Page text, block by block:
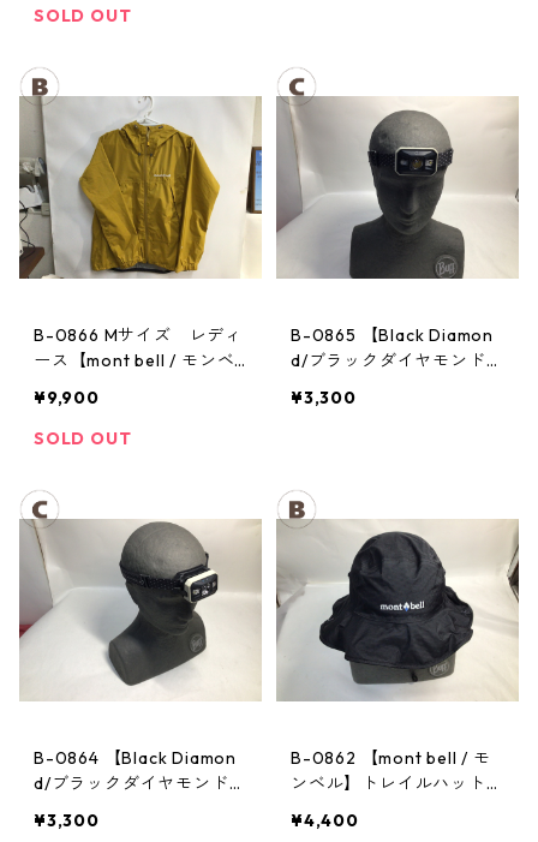
SOLD OUT
B-0866 Mサイズ レディ
ース【mont bell / モンベ
ジャケット： レディース
¥9,900
SOLD OUT
B-0865 【Black Diamon
d/ブラックダイヤモンド】
¥3,300
B-0864 【Black Diamon
d/ブラックダイヤモンド】
¥3,300
B-0862 【mont bell / モ
ンベル】トレイルハット：
ハット Men's ブラック Lサ
¥4,400